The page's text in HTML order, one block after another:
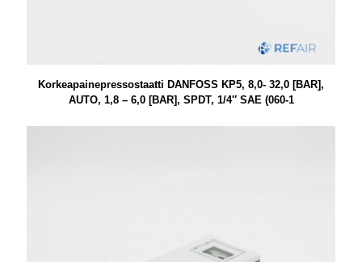
Korkeapainepressostaatti DANFOSS KP5, 8,0- 32,0 [BAR],
AUTO, 1,8 – 6,0 [BAR], SPDT, 1/4″ SAE (060-1